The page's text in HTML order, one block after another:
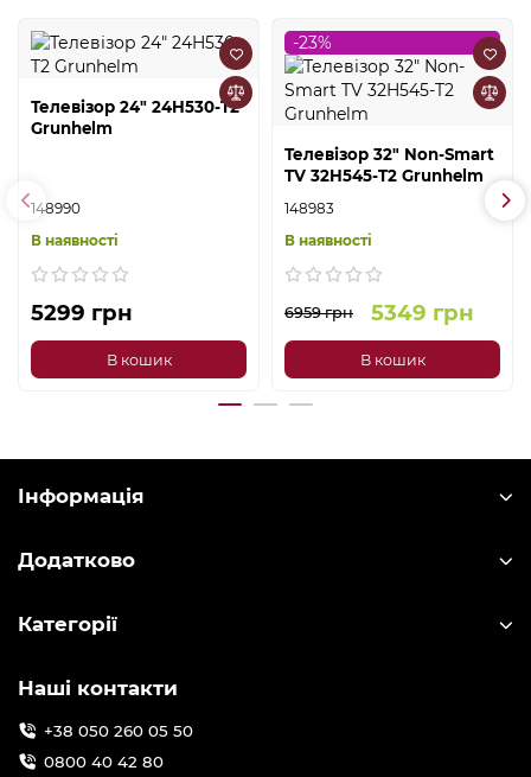
Телевізор 24" 24H530-T2
Grunhelm
148990
В наявності
5299 грн
В кошик
-23%
Телевізор 32" Non-Smart
TV 32H545-T2 Grunhelm
148983
В наявності
6959 грн 5349 грн
В кошик
Інформація
Додатково
Категорії
Наші контакти
+38 050 260 05 50
0800 40 42 80